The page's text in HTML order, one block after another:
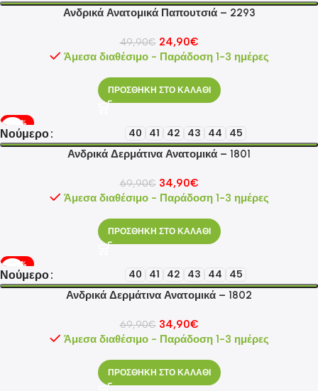
Ανδρικά Ανατομικά Παπουτσιά – 2293
49,90€ 24,90€
Άμεσα διαθέσιμο - Παράδοση 1-3 ημέρες
ΠΡΟΣΘΗΚΗ ΣΤΟ ΚΑΛΑΘΙ
-50%
Νούμερο 40 41 42 43 44 45
Ανδρικά Δερμάτινα Ανατομικά – 1801
69,90€ 34,90€
Άμεσα διαθέσιμο - Παράδοση 1-3 ημέρες
ΠΡΟΣΘΗΚΗ ΣΤΟ ΚΑΛΑΘΙ
-50%
Νούμερο 40 41 42 43 44 45
Ανδρικά Δερμάτινα Ανατομικά – 1802
69,90€ 34,90€
Άμεσα διαθέσιμο - Παράδοση 1-3 ημέρες
ΠΡΟΣΘΗΚΗ ΣΤΟ ΚΑΛΑΘΙ